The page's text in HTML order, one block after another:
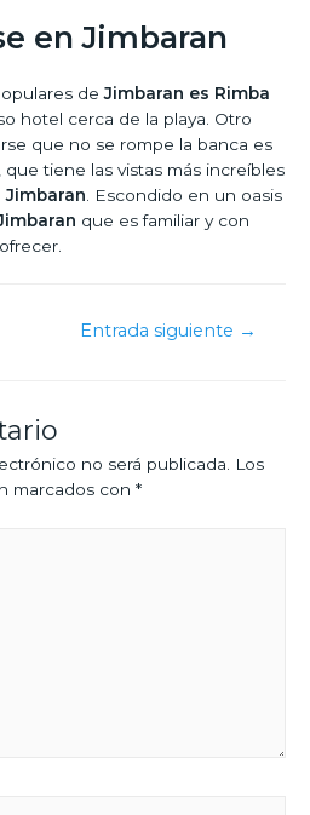
en Jimbaran
de Jimbaran es Rimba
hotel cerca de la playa. Otro
que no se rompe la banca es
, que tiene las vistas más increíbles
Jimbaran . Escondido en un oasis
que es familiar y con
Entrada siguiente →
no será publicada. Los
marcados con *